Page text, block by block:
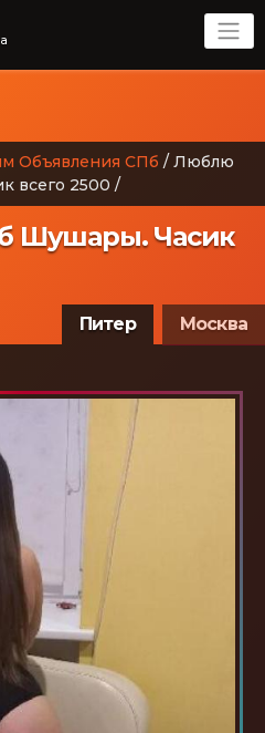
Объявления СПб / Люблю
всего 2500 /
Шушары. Часик
Москва
Питер